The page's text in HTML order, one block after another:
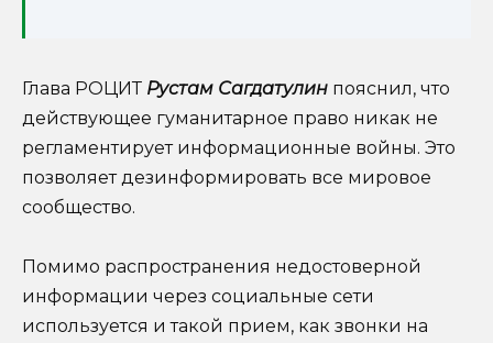
Глава РОЦИТ Рустам Сагдатулин пояснил, что
действующее гуманитарное право никак не
регламентирует информационные войны. Это
позволяет дезинформировать все мировое
сообщество.
Помимо распространения недостоверной
информации через социальные сети
используется и такой прием, как звонки на